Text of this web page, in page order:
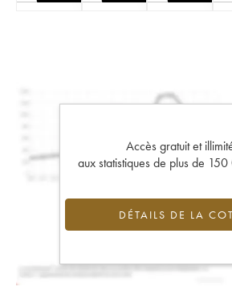
Accès gratuit et
aux statistiques de plus de
DÉTAILS DE LA